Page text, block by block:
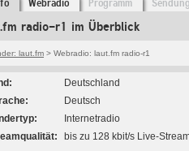
Webradio Programm
radio-r1 im Überblick
laut.fm > Webradio: laut.fm radio-r1
Deutschland
Deutsch
Internetradio
bis zu 128 kbit/s Live-